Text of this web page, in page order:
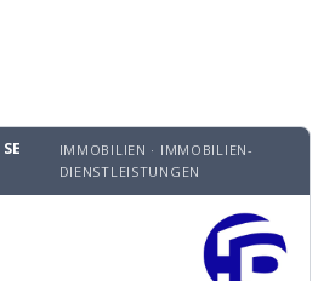
IMMOBILIEN · IMMOBILIEN-
DIENSTLEISTUNGEN